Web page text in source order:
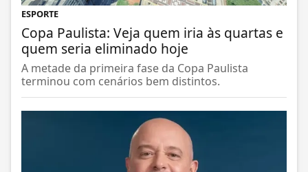
ESPORTE
Copa Paulista: Veja quem iria às quartas e
quem seria eliminado hoje
A metade da primeira fase da Copa Paulista
terminou com cenários bem distintos.